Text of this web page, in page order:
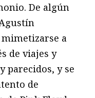
De algún
a
de viajes y
parecidos, y se
de